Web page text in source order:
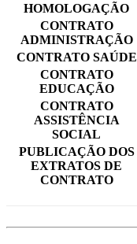
HOMOLOGAÇÃO
CONTRATO
ADMINISTRAÇÃO
CONTRATO SAÚDE
CONTRATO
EDUCAÇÃO
CONTRATO
ASSISTÊNCIA
SOCIAL
PUBLICAÇÃO DOS
EXTRATOS DE
CONTRATO